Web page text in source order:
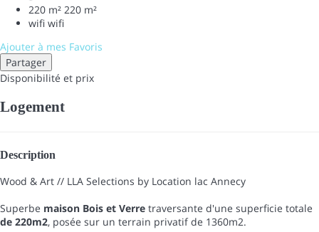
220 m² 220 m²
wifi wifi
Ajouter à mes Favoris
Partager
Disponibilité et prix
Logement
Description
Wood & Art // LLA Selections by Location lac Annecy
Superbe maison Bois et Verre traversante d'une superficie totale
de 220m2, posée sur un terrain privatif de 1360m2.